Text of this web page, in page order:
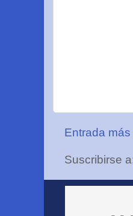
Entrada
Suscribirse